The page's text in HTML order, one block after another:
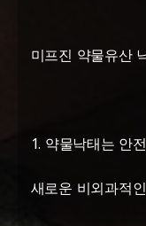
미프진 약물유산
1. 약물낙태는 안
새로운 비외과적